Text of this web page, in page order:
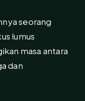
seorang
lumus
masa antara
dan